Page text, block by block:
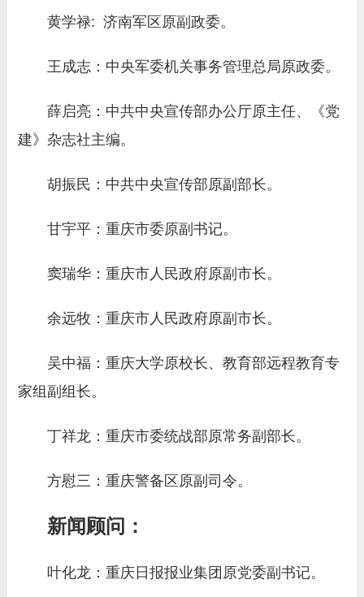
黄学禄: 济南军区原副政委。
王成志：中央军委机关事务管理总局原政委。
薛启亮：中共中央宣传部办公厅原主任、《党
建》杂志社主编。
胡振民： 中共中央宣传部原副部长。
甘宇平：重庆市委原副书记。
窦瑞华：重庆市人民政府原副市长。
余远牧：重庆市人民政府原副市长。
吴中福：重庆大学原校长、教育部远程教育专
家组副组长。
丁祥龙：重庆市委统战部原常务副部长。
方慰三：重庆警备区原副司令。
新闻顾问：
叶化龙：重庆日报报业集团原党委副书记。